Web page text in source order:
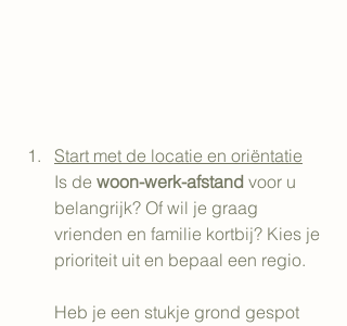
Start met de locatie en oriëntatie
Is de woon-werk-afstand voor u
belangrijk? Of wil je graag
vrienden en familie kortbij? Kies je
prioriteit uit en bepaal een regio.
Heb je een stukje grond gespot